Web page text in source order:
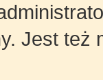
Jest też